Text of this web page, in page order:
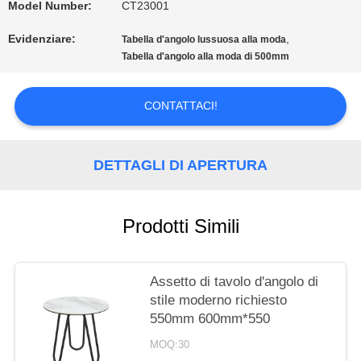
CITAZIONE
MAPPA
DEL
Model Number: CT23001
Evidenziare: Tabella d'angolo lussuosa alla moda,
Tabella d'angolo alla moda di 500mm
CONTATTACI!
DETTAGLI DI APERTURA
Prodotti Simili
Assetto di tavolo d'angolo di
stile moderno richiesto
550mm 600mm*550
MOQ:30